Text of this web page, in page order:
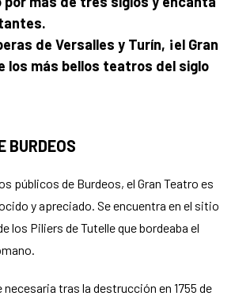
de Versalles y Turín, ¡el Gran
los más bellos teatros del siglo
BURDEOS
públicos de Burdeos, el Gran Teatro es
y apreciado. Se encuentra en el sitio
los Piliers de Tutelle que bordeaba el
tras la destrucción en 1755 de